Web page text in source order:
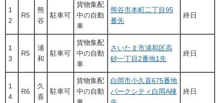
1
2
R5
熊
谷
駐車可
貨物集配
中の自動
車
熊谷市本町二丁目95
番先
終日
1
3
R5
浦
和
駐車可
貨物集配
中の自動
車
さいたま市浦和区高
砂一丁目2番地1先
終日
1
4
R6
久
喜
駐車可
貨物集配
中の自動
白岡市小久喜675番地
パークシティ白岡A棟
終日